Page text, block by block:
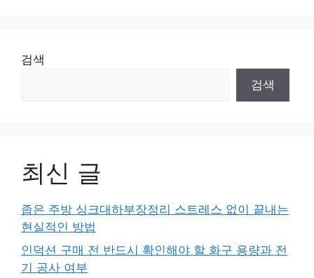
검색
검색
최신 글
좁은 주방 싱크대하부장정리 스트레스 없이 끝내는
현실적인 방법
인덕션 구매 전 반드시 확인해야 할 화구 용량과 전
기 공사 여부